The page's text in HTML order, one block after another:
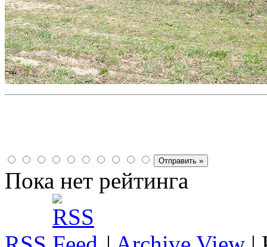
Пока нет рейтинга